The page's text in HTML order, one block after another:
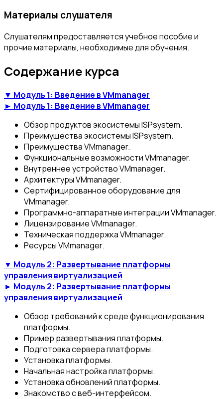
Материалы слушателя
Слушателям предоставляется учебное пособие и
прочие материалы, необходимые для обучения.
Содержание курса
▼ Модуль 1: Введение в VMmanager
► Модуль 1: Введение в VMmanager
Обзор продуктов экосистемы ISPsystem.
Преимущества экосистемы ISPsystem.
Преимущества VMmanager.
Функциональные возможности VMmanager.
Внутреннее устройство VMmanager.
Архитектуры VMmanager.
Сертифицированное оборудование для
VMmanager.
Программно-аппаратные интеграции VMmanager.
Лицензирование VMmanager.
Техническая поддержка VMmanager.
Ресурсы VMmanager.
▼ Модуль 2: Развертывание платформы
управления виртуализацией
► Модуль 2: Развертывание платформы
управления виртуализацией
Обзор требований к среде функционирования
платформы.
Пример развертывания платформы.
Подготовка сервера платформы.
Установка платформы.
Начальная настройка платформы.
Установка обновлений платформы.
Знакомство с веб-интерфейсом.